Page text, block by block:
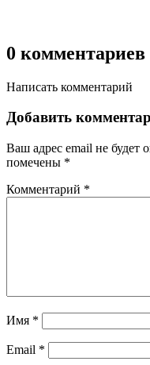
0 комментариев
Написать комментарий
Добавить
Ваш адрес email не будет
помечены *
Комментарий *
Имя *
Email *